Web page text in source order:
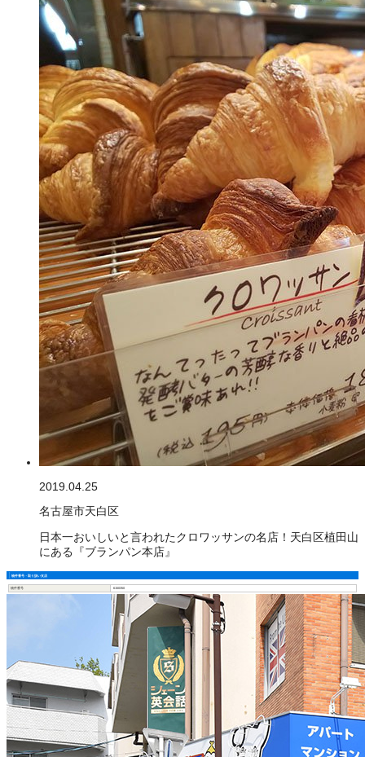
2019.04.25
名古屋市天白区
日本一おいしいと言われたクロワッサンの名店！天白区植田山
にある『ブランパン本店』
物件番号・取り扱い支店
物件番号 6150350